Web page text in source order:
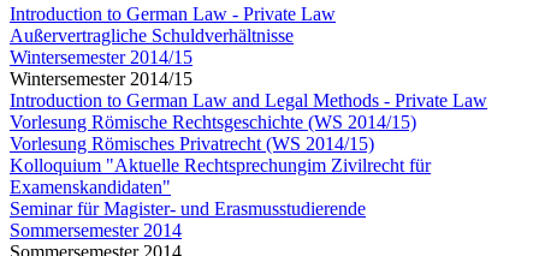
Introduction to German Law - Private Law
Außervertragliche Schuldverhältnisse
Wintersemester 2014/15
Wintersemester 2014/15
Introduction to German Law and Legal Methods - Private Law
Vorlesung Römische Rechtsgeschichte (WS 2014/15)
Vorlesung Römisches Privatrecht (WS 2014/15)
Kolloquium "Aktuelle Rechtsprechungim Zivilrecht für
Examenskandidaten"
Seminar für Magister- und Erasmusstudierende
Sommersemester 2014
Sommersemester 2014